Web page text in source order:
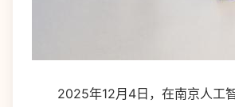
2025年12月4日，在南京人工